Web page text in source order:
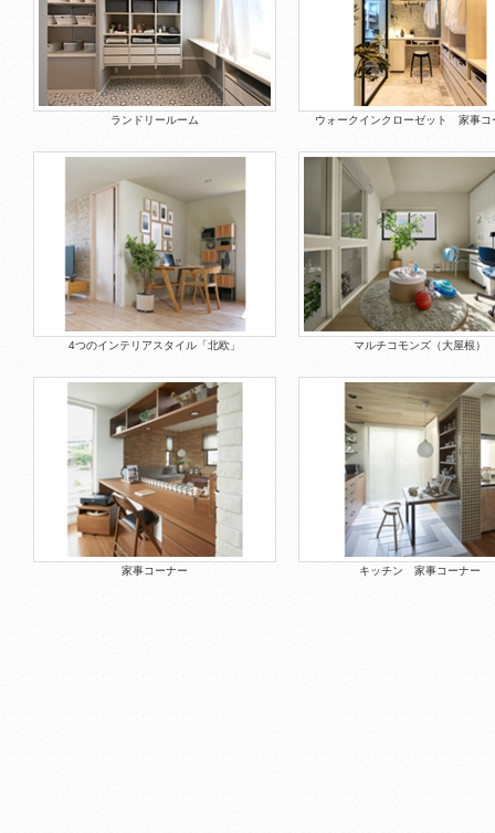
ランドリールーム ウォークインクローゼット 家事コ
4つのインテリアスタイル「北欧」 マルチコモンズ（大屋根）
家事コーナー キッチン 家事コーナー